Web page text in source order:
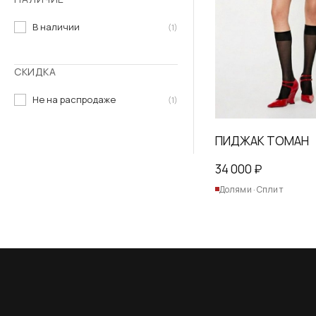
В наличии (1)
СКИДКА
Не на распродаже (1)
ПИДЖАК ТОМАН
34 000 ₽
Долями · Сплит